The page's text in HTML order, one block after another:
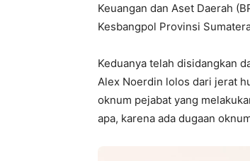
Keuangan dan Aset Daerah
Kesbangpol Provinsi
Keduanya telah disidangkan
Alex Noerdin lolos dari jerat
oknum pejabat yang
apa, karena ada dugaan